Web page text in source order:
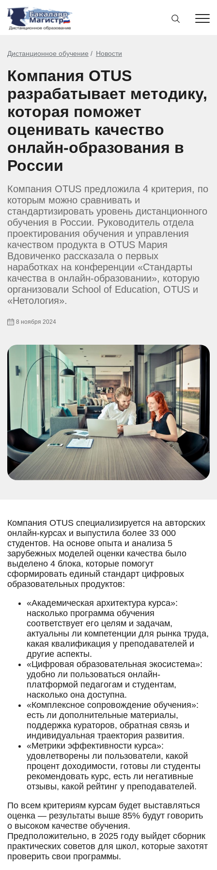
Дистанционное обучение Новости
Компания OTUS
разрабатывает методику,
которая поможет
оценивать качество
онлайн-образования в
России
Компания OTUS предложила 4 критерия, по
которым можно сравнивать и
стандартизировать уровень дистанционного
обучения в России. Руководитель отдела
проектирования обучения и управления
качеством продукта в OTUS Мария
Вдовиченко рассказала о первых
наработках на конференции «Стандарты
качества в онлайн-образовании», которую
организовали School of Education, OTUS и
«Нетология».
8 ноября 2024
Компания OTUS специализируется на авторских
онлайн-курсах и выпустила более 33 000
студентов. На основе опыта и анализа 5
зарубежных моделей оценки качества было
выделено 4 блока, которые помогут
сформировать единый стандарт цифровых
образовательных продуктов:
«Академическая архитектура курса»:
насколько программа обучения
соответствует его целям и задачам,
актуальны ли компетенции для рынка труда,
какая квалификация у преподавателей и
другие аспекты.
«Цифровая образовательная экосистема»:
удобно ли пользоваться онлайн-
платформой педагогам и студентам,
насколько она доступна.
«Комплексное сопровождение обучения»:
есть ли дополнительные материалы,
поддержка кураторов, обратная связь и
индивидуальная траектория развития.
«Метрики эффективности курса»:
удовлетворены ли пользователи, какой
процент доходимости, готовы ли студенты
рекомендовать курс, есть ли негативные
отзывы, какой рейтинг у преподавателей.
По всем критериям курсам будет выставляться
оценка — результаты выше 85% будут говорить
о высоком качестве обучения.
Предположительно, в 2025 году выйдет сборник
практических советов для школ, которые захотят
проверить свои программы.